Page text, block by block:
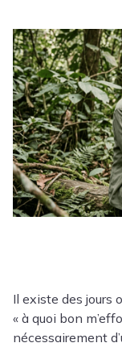
Il existe des jours
« à quoi bon
nécessairement